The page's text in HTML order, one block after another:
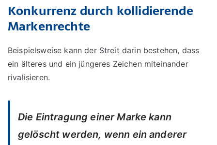
Konkurrenz durch kollidierende
Markenrechte
Beispielsweise kann der Streit darin bestehen, dass
ein älteres und ein jüngeres Zeichen miteinander
rivalisieren.
Die Eintragung einer Marke kann
gelöscht werden, wenn ein anderer